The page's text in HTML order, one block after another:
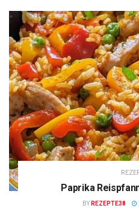
Paprika
BY REZEPTE38